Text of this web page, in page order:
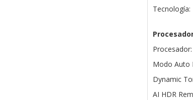
Modo Auto
Dynamic
AI HDR